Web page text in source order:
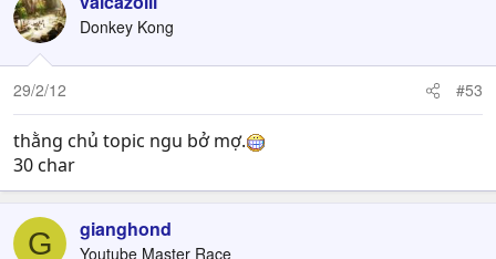
Donkey Kong
29/2/12 #53
thằng chủ topic ngu bở mợ.
30 char
G gianghond
Youtube Master Race